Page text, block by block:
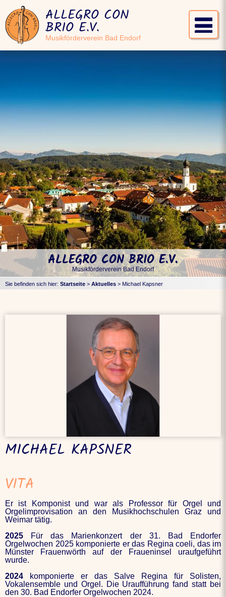
ALLEGRO CON
BRIO E.V.
Musikförderverein Bad Endorf
ALLEGRO CON BRIO E.V.
Musikförderverein Bad Endorf
Sie befinden sich hier: Startseite > Aktuelles > Michael Kapsner
MICHAEL KAPSNER
VITA
Er ist Komponist und war als Professor für Orgel und
Orgelimprovisation an den Musikhochschulen Graz und
Weimar tätig.
2025
Für das Marienkonzert der 31. Bad Endorfer
Orgelwochen 2025 komponierte er das Regina coeli, das im
Münster Frauenwörth auf der Fraueninsel uraufgeführt
wurde.
2024 komponierte er das Salve Regina für Solisten,
Vokalensemble und Orgel. Die Uraufführung fand statt bei
den 30. Bad Endorfer Orgelwochen 2024.